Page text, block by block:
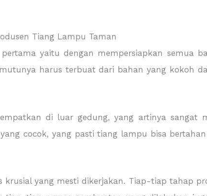
yaitu dengan mempersiapkan semua
harus terbuat dari bahan yang kokoh
di luar gedung, yang artinya sangat
cocok, yang pasti tiang lampu bisa
yang mesti dikerjakan. Tiap-tiap tahap